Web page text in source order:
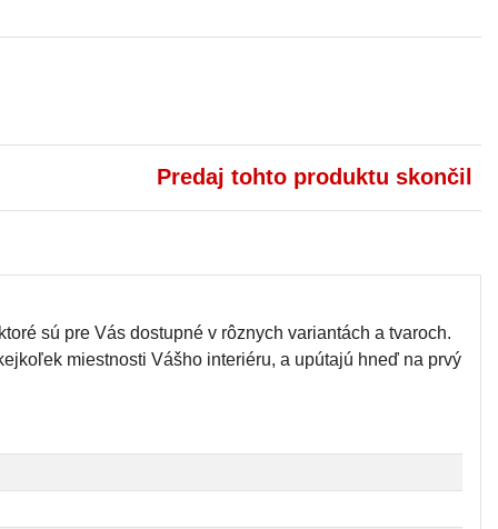
Predaj tohto produktu skončil
sú pre Vás dostupné v rôznych variantách a tvaroch.
miestnosti Vášho interiéru, a upútajú hneď na prvý